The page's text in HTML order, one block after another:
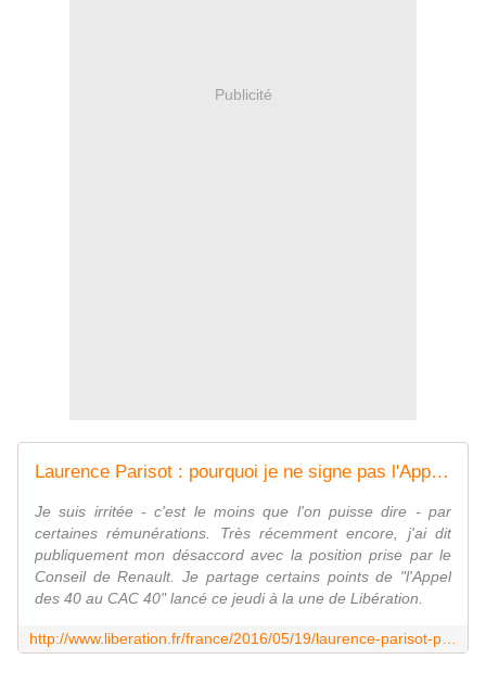
Publicité
Laurence Parisot : pourquoi je ne signe pas l'Appel des 40 au CAC 40
Je suis irritée - c'est le moins que l'on puisse dire - par
certaines rémunérations. Très récemment encore, j'ai dit
publiquement mon désaccord avec la position prise par le
Conseil de Renault. Je partage certains points de "l'Appel
des 40 au CAC 40" lancé ce jeudi à la une de Libération.